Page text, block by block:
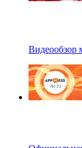
Видеообзор